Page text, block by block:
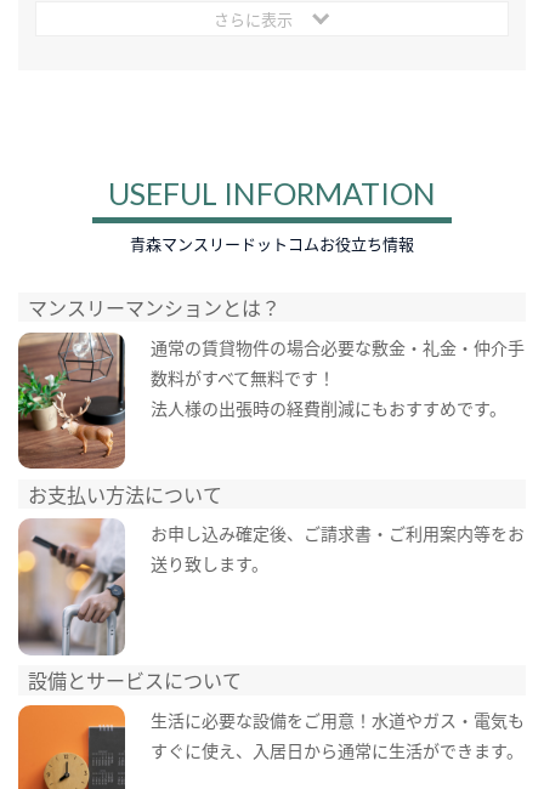
さらに表示
USEFUL INFORMATION
青森マンスリードットコムお役立ち情報
マンスリーマンションとは？
通常の賃貸物件の場合必要な敷金・礼金・仲介手
数料がすべて無料です！
法人様の出張時の経費削減にもおすすめです。
お支払い方法について
お申し込み確定後、ご請求書・ご利用案内等をお
送り致します。
設備とサービスについて
生活に必要な設備をご用意！水道やガス・電気も
すぐに使え、入居日から通常に生活ができます。